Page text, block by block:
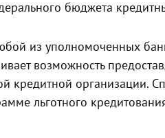
бюджета
из уполномоченных
возможность
кредитной организации.
льготного